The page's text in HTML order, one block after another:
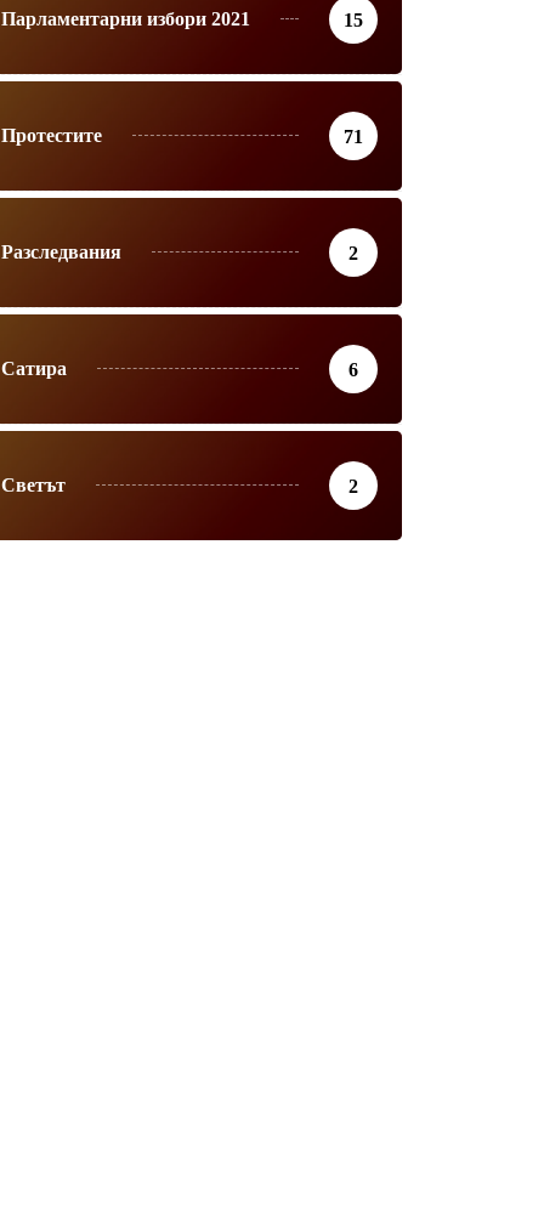
Парламентарни избори 2021 15
Протестите 71
Разследвания 2
Сатира 6
Светът 2